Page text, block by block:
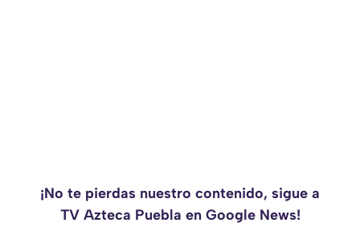
¡No te pierdas nuestro contenido, sigue a
TV Azteca Puebla en Google News!